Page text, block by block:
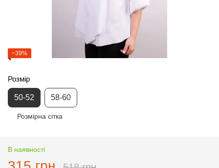
−39%
Розмір
50-52 58-60
Розмірна сітка
В наявності